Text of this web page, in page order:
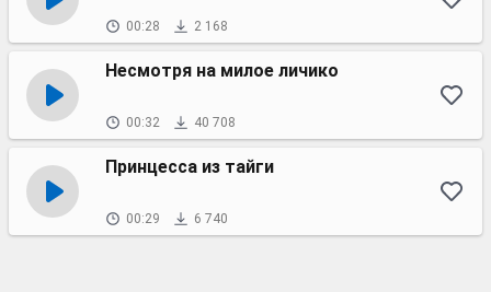
00:28 2 168
Несмотря на милое личико
00:32 40 708
Принцесса из тайги
00:29 6 740